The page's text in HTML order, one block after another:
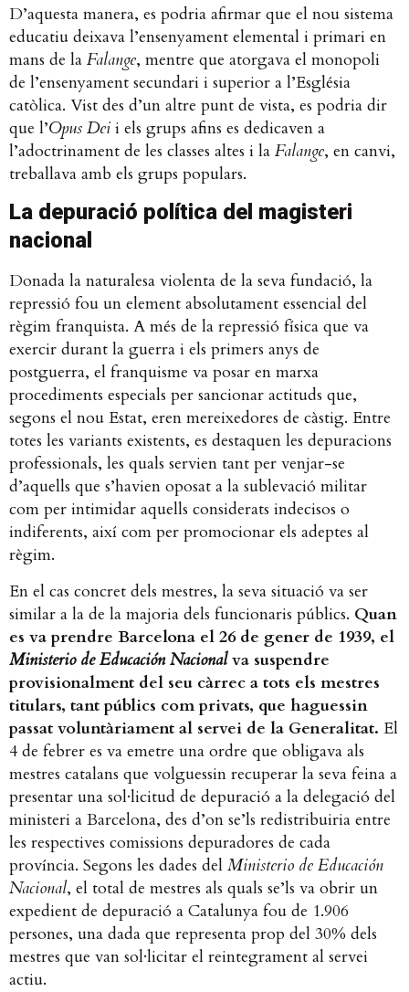
D’aquesta manera, es podria afirmar que el nou sistema
educatiu deixava l’ensenyament elemental i primari en
mans de la Falange, mentre que atorgava el monopoli
de l’ensenyament secundari i superior a l’Església
catòlica. Vist des d’un altre punt de vista, es podria dir
que l’Opus Dei i els grups afins es dedicaven a
l’adoctrinament de les classes altes i la Falange, en canvi,
treballava amb els grups populars.
La depuració política del magisteri
nacional
Donada la naturalesa violenta de la seva fundació, la
repressió fou un element absolutament essencial del
règim franquista. A més de la repressió física que va
exercir durant la guerra i els primers anys de
postguerra, el franquisme va posar en marxa
procediments especials per sancionar actituds que,
segons el nou Estat, eren mereixedores de càstig. Entre
totes les variants existents, es destaquen les depuracions
professionals, les quals servien tant per venjar-se
d’aquells que s’havien oposat a la sublevació militar
com per intimidar aquells considerats indecisos o
indiferents, així com per promocionar els adeptes al
règim.
En el cas concret dels mestres, la seva situació va ser
similar a la de la majoria dels funcionaris públics. Quan
es va prendre Barcelona el 26 de gener de 1939, el
Ministerio de Educación Nacionalva suspendre
provisionalment del seu càrrec a tots els mestres
titulars, tant públics com privats, que haguessin
passat voluntàriament al servei de la Generalitat. El
4 de febrer es va emetre una ordre que obligava als
mestres catalans que volguessin recuperar la seva feina a
presentar una sol·licitud de depuració a la delegació del
ministeri a Barcelona, des d’on se’ls redistribuiria entre
les respectives comissions depuradores de cada
província. Segons les dades del Ministerio de Educación
Nacional, el total de mestres als quals se’ls va obrir un
expedient de depuració a Catalunya fou de 1.906
persones, una dada que representa prop del 30% dels
mestres que van sol·licitar el reintegrament al servei
actiu.